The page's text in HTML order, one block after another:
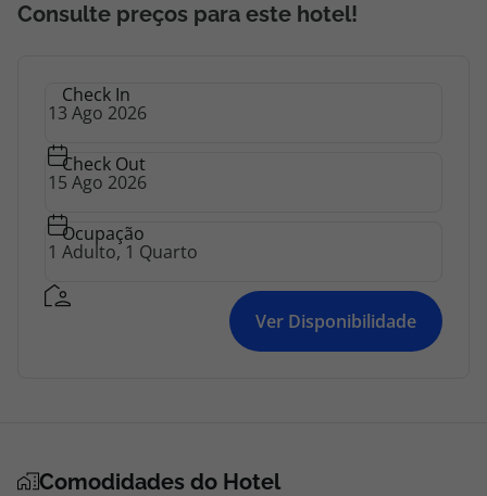
Consulte preços para este hotel!
Check In
Check Out
Ocupação
Ver Disponibilidade
Comodidades do Hotel